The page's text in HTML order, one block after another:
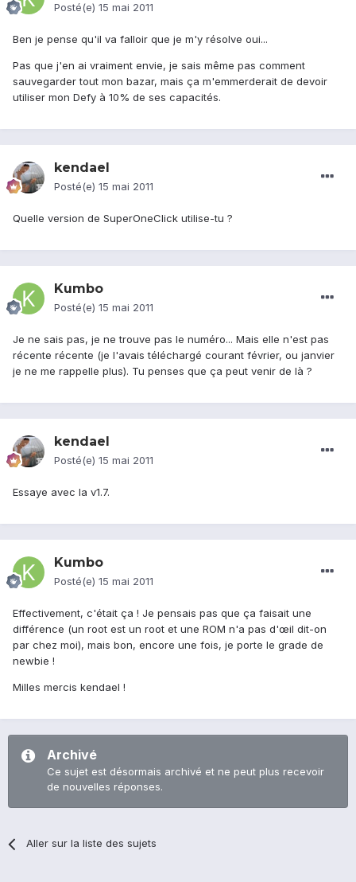
Posté(e) 15 mai 2011
Ben je pense qu'il va falloir que je m'y résolve oui...
Pas que j'en ai vraiment envie, je sais même pas comment
sauvegarder tout mon bazar, mais ça m'emmerderait de devoir
utiliser mon Defy à 10% de ses capacités.
kendael
Posté(e) 15 mai 2011
Quelle version de SuperOneClick utilise-tu ?
Kumbo
Posté(e) 15 mai 2011
Je ne sais pas, je ne trouve pas le numéro... Mais elle n'est pas
récente récente (je l'avais téléchargé courant février, ou janvier
je ne me rappelle plus). Tu penses que ça peut venir de là ?
kendael
Posté(e) 15 mai 2011
Essaye avec la v1.7.
Kumbo
Posté(e) 15 mai 2011
Effectivement, c'était ça ! Je pensais pas que ça faisait une
différence (un root est un root et une ROM n'a pas d'œil dit-on
par chez moi), mais bon, encore une fois, je porte le grade de
newbie !
Milles mercis kendael !
Archivé
Ce sujet est désormais archivé et ne peut plus recevoir
de nouvelles réponses.
Aller sur la liste des sujets